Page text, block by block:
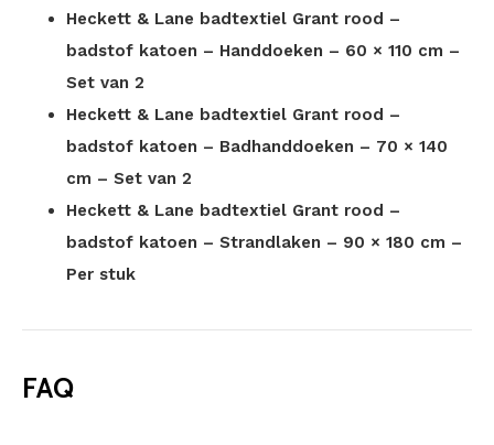
Heckett & Lane badtextiel Grant rood –
badstof katoen – Handdoeken – 60 × 110 cm –
Set van 2
Heckett & Lane badtextiel Grant rood –
badstof katoen – Badhanddoeken – 70 × 140
cm – Set van 2
Heckett & Lane badtextiel Grant rood –
badstof katoen – Strandlaken – 90 × 180 cm –
Per stuk
FAQ